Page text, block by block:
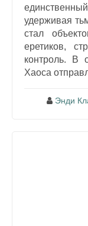
удерживая
стал
еретиков,
контроль. В
Хаоса
Энди